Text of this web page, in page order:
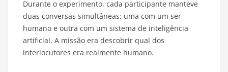
Durante o experimento, cada participante manteve
duas conversas simultâneas: uma com um ser
humano e outra com um sistema de inteligência
artificial. A missão era descobrir qual dos
interlocutores era realmente humano.